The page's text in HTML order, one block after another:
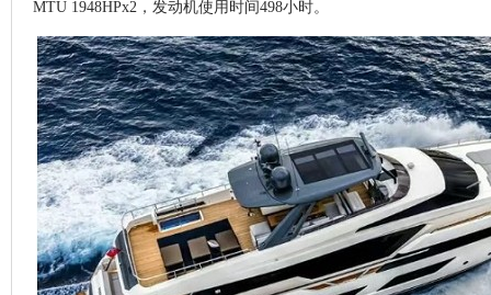
MTU 1948HPx2，发动机使用时间498小时。